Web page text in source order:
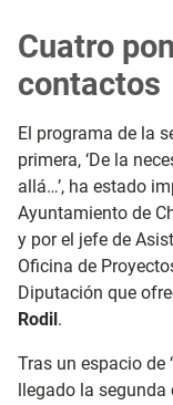
Cuatro
contactos
El programa de la
primera, ‘De la
allá…’, ha estado
Ayuntamiento de
y por el jefe de
Oficina de
Diputación que
Rodil.
Tras un espacio de
llegado la segunda